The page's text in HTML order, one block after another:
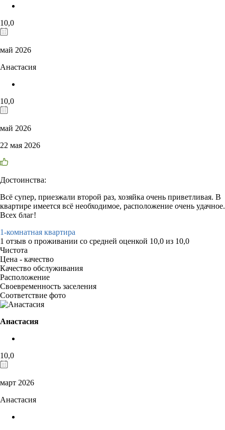
10,0
май 2026
Анастасия
10,0
май 2026
22 мая 2026
Достоинства:
Всё супер, приезжали второй раз, хозяйка очень приветливая. В
квартире имеется всё необходимое, расположение очень удачное.
Всех благ!
1-комнатная квартира
1 отзыв о проживании со средней оценкой 10,0 из 10,0
Чистота
Цена - качество
Качество обслуживания
Расположение
Своевременность заселения
Соответствие фото
Анастасия
10,0
март 2026
Анастасия